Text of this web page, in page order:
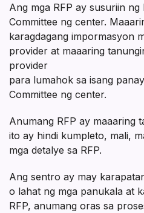
Ang mga RFP ay susuriin ng
Committee ng center.
karagdagang impormasyon
provider at maaaring
provider
para lumahok sa isang
Committee ng center.
Anumang RFP ay maaaring
ito ay hindi kumpleto, mali,
mga detalye sa RFP.
Ang sentro ay may
o lahat ng mga panukala at
RFP, anumang oras sa